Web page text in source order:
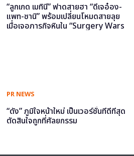
“ลูกเกด เมทินี” ฟาดสายฮา “ดีเจอ๋อง-
แพท-ซานิ” พร้อมเปลี่ยนโหมดสายลุย
เมื่อเจอภารกิจหินใน “Surgery Wars
PR NEWS
“ดัง” ภูมิใจหน้าใหม่ เป็นเวอร์ชั่นที่ดีที่สุด
ตัดสินใจถูกที่ศัลยกรรม